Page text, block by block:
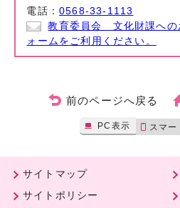
電話：0568-33-1113
教育委員会 文化財課への
ォームをご利用ください。
前のページへ戻る
PC表示 スマ
サイトマップ
サイトポリシー